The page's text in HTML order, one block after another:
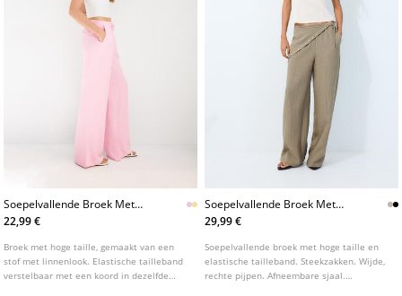
Soepelvallende Broek Met
Linnenlook L01235236
22,99 €
Broek met hoge taille, gemaakt van een
stof met linnenlook. Elastische tailleband
verstelbaar met een koord in dezelfde
Soepelvallende Broek Met
Sjaal
29,99 €
Soepelvallende broek met hoge taille en
elastische tailleband. Steekzakken. Wijde,
rechte pijpen. Afneembare sjaal.